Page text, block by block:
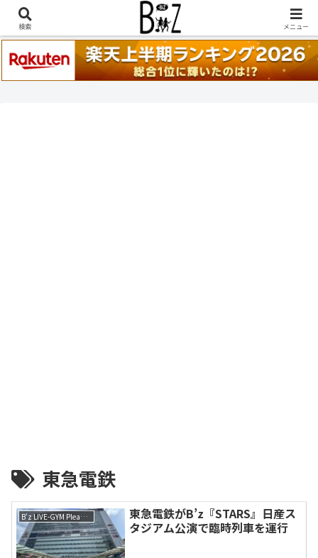
稲葉浩志『en-Zepp』『enⅣ』セトリ一覧はこちら
東急電鉄
B'z LIVE-GYM Pleasure 2023 -STARS-
東急電鉄がB’z『STARS』日産ス
タジアム公演で臨時列車を運行
検索 メニュー